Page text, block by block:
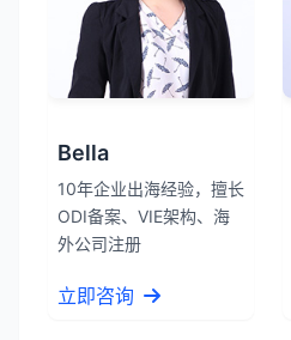
Bella
10年企业出海经验，擅长
ODI备案、VIE架构、海
外公司注册
立即咨询